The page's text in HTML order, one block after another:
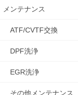
メンテナンス
ATF/CVTF交換
DPF洗浄
EGR洗浄
その他メンテナンス